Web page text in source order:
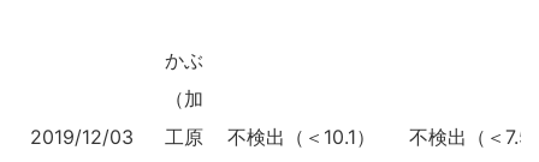
2019/12/03
かぶ
（加
工原
不検出（＜10.1） 不検出（＜7.5